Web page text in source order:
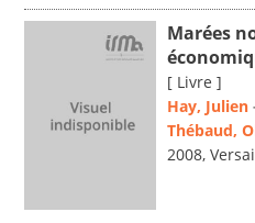
Marées
[ Livre ]
Hay, Julien
Thébaud,
2008,